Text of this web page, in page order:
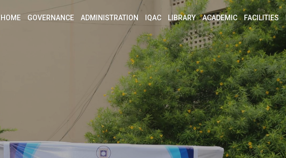
HOME GOVERNANCE ADMINISTRATION IQAC LIBRARY ACADEMIC FACILITIES